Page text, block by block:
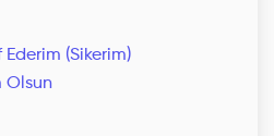
Ederim (Sikerim)
Olsun